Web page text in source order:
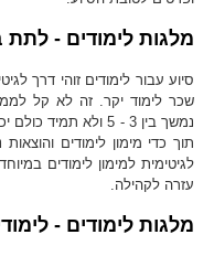
מלגות לימודים -
סיוע עבור לימודים זוהי דרך
שכר לימוד יקר. זה לא קל
נמשך בין 3 - 5 ולא
תוך כדי מימון לימודים
לגיטימית למימון לימודים
עזרה לקהילה.
מלגות לימודים -